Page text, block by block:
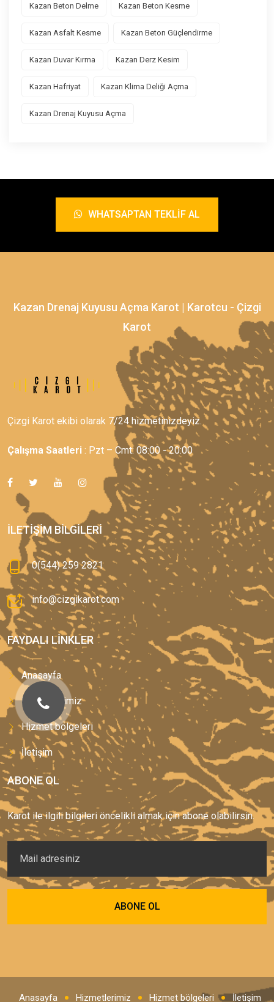
Kazan Beton Delme Kazan Beton Kesme
Kazan Asfalt Kesme Kazan Beton Güçlendirme
Kazan Duvar Kırma Kazan Derz Kesim
Kazan Hafriyat Kazan Klima Deliği Açma
Kazan Drenaj Kuyusu Açma
WHATSAPTAN TEKLIF AL
Kazan Drenaj Kuyusu Açma Karot | Karotcu - Çizgi
Karot
Çizgi Karot ekibi olarak 7/24 hizmetinizdeyiz.
Çalışma Saatleri : Pzt – Cmt: 08:00 - 20:00
İLETIŞIM BILGILERI
0(544) 259 2821
info@cizgikarot.com
FAYDALI LINKLER
Anasayfa
Hizmetlerimiz
Hizmet bölgeleri
İletişim
ABONE OL
Karot ile ilgili bilgileri öncelikli almak için abone olabilirsin.
Anasayfa Hizmetlerimiz Hizmet bölgeleri İletişim